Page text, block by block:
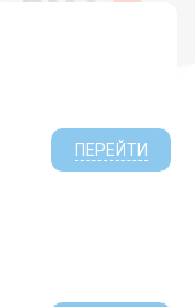
(1)
ПЕРЕЙТИ